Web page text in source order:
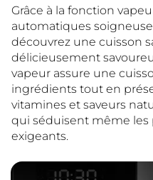
Grâce à la fonction
automatiques
découvrez une cuisson
délicieusement
vapeur assure une
ingrédients tout en
vitamines et saveurs
qui séduisent même les
exigeants.